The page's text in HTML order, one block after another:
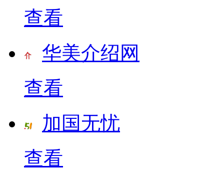
查看
华美介绍网
查看
加国无忧
查看